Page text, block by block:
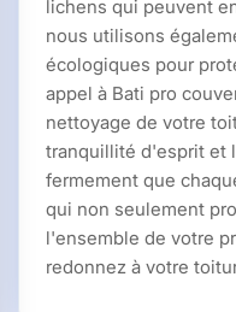
lichens qui peuvent
nous utilisons
écologiques pour
appel à Bati pro
nettoyage de votre
tranquillité d'esprit et
fermement que
qui non seulement
l'ensemble de votre
redonnez à votre